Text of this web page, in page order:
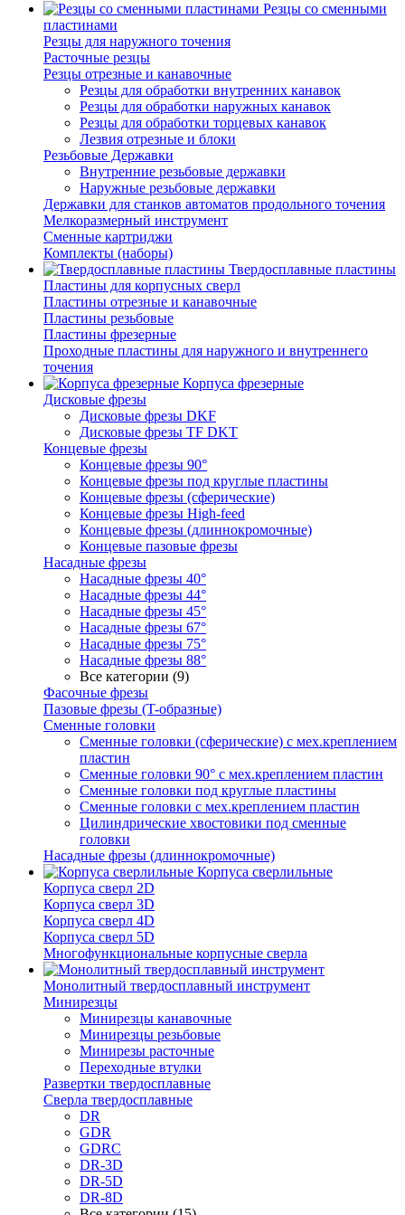
Резцы со сменными
пластинами
Резцы для наружного точения
Расточные резцы
Резцы отрезные и канавочные
Резцы для обработки внутренних канавок
Резцы для обработки наружных канавок
Резцы для обработки торцевых канавок
Лезвия отрезные и блоки
Резьбовые Державки
Внутренние резьбовые державки
Наружные резьбовые державки
Державки для станков автоматов продольного точения
Мелкоразмерный инструмент
Сменные картриджи
Комплекты (наборы)
Твердосплавные пластины
Пластины для корпусных сверл
Пластины отрезные и канавочные
Пластины резьбовые
Пластины фрезерные
Проходные пластины для наружного и внутреннего
точения
Корпуса фрезерные
Дисковые фрезы
Дисковые фрезы DKF
Дисковые фрезы TF DKT
Концевые фрезы
Концевые фрезы 90°
Концевые фрезы под круглые пластины
Концевые фрезы (сферические)
Концевые фрезы High-feed
Концевые фрезы (длиннокромочные)
Концевые пазовые фрезы
Насадные фрезы
Насадные фрезы 40°
Насадные фрезы 44°
Насадные фрезы 45°
Насадные фрезы 67°
Насадные фрезы 75°
Насадные фрезы 88°
Все категории (9)
Фасочные фрезы
Пазовые фрезы (T-образные)
Сменные головки
Сменные головки (сферические) с мех.креплением
пластин
Сменные головки 90° с мех.креплением пластин
Сменные головки под круглые пластины
Сменные головки с мех.креплением пластин
Цилиндрические хвостовики под сменные
головки
Насадные фрезы (длиннокромочные)
Корпуса сверлильные
Корпуса сверл 2D
Корпуса сверл 3D
Корпуса сверл 4D
Корпуса сверл 5D
Многофункциональные корпусные сверла
Монолитный твердосплавный инструмент
Минирезцы
Минирезцы канавочные
Минирезцы резьбовые
Минирезы расточные
Переходные втулки
Развертки твердосплавные
Сверла твердосплавные
DR
GDR
GDRC
DR-3D
DR-5D
DR-8D